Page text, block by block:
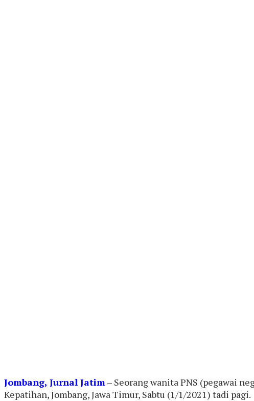
Jombang, Jurnal Jatim – Seorang wanita PNS (pegawai
Kepatihan, Jombang, Jawa Timur, Sabtu (1/1/2021) tadi pagi.